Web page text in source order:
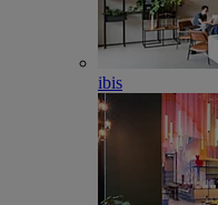
ibis